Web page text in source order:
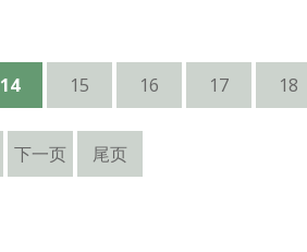
14 15 16 17 18
下一页 尾页